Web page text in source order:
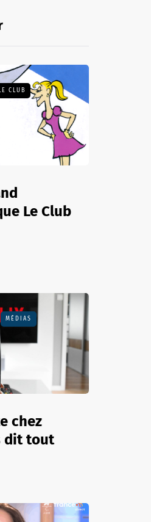
CLUB
Le Club
MÉDIAS
chez
dit tout